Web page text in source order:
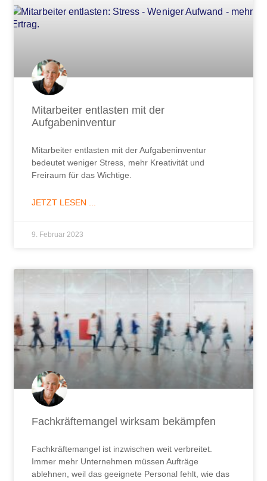
Mitarbeiter entlasten mit der
Aufgabeninventur
Mitarbeiter entlasten mit der Aufgabeninventur
bedeutet weniger Stress, mehr Kreativität und
Freiraum für das Wichtige.
JETZT LESEN ...
9. Februar 2023
Fachkräftemangel wirksam bekämpfen
Fachkräftemangel ist inzwischen weit verbreitet.
Immer mehr Unternehmen müssen Aufträge
ablehnen, weil das geeignete Personal fehlt, wie das